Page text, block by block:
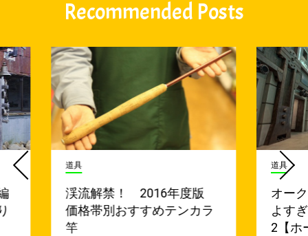
Recommended Posts
道具
渓流解禁！ 2016年度版
価格帯別おすすめテンカラ
竿
道具
オー
よす
2【ホ